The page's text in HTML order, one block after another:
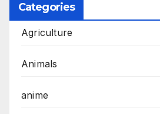
Categories
Agriculture
Animals
anime